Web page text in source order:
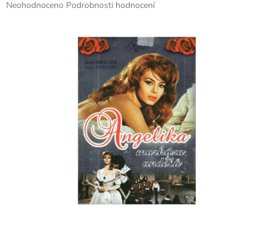
Průměrné
Neohodnoceno Podrobnosti hodnocení